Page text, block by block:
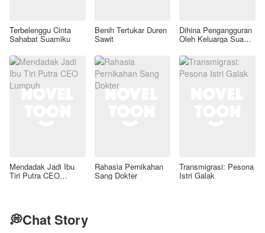
Terbelenggu Cinta
Sahabat Suamiku
Benih Tertukar Duren
Sawit
Dihina Pengangguran
Oleh Keluarga Suami,
Raya!
Mendadak Jadi Ibu
Tiri Putra CEO
Rahasia Pernikahan
Sang Dokter
Transmigrasi: Pesona
Istri Galak
💭Chat Story